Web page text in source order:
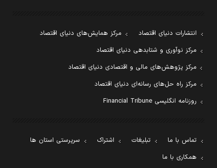
انتشارات دنیای اقتصاد
مرکز همایش‌های دنیای اقتصاد
مرکز نوآوری و شتابدهی دنیای اقتصاد
مرکز پژوهش‌های مالی و اقتصادی دنیای اقتصاد
مرکز راه حل‌های رسانه‌ای دنیای اقتصاد
روزنامه انگلیسی Financial Tribune
تماس با ما تبلیغات اشتراک
سرپرستی استان ها
همکاری با ما